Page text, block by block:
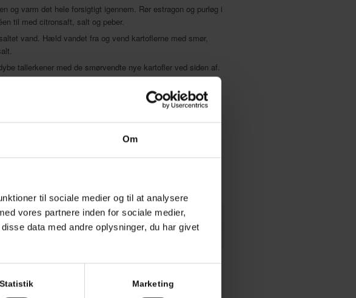
Om
til sociale medier og til at analysere
vores partnere inden for sociale medier,
data med andre oplysninger, du har givet
Statistik Marketing
og varm det hele forsigtigt igennem. Rør estragon og purløg i
til med citronsaft, salt og peber.
vand. Hæld vandet fra og vend kartoflerne med smør,
tallerkener med de smørvendte nye kartofler ved siden af.
estragon lige inden servering.
med porre,
Nordish.